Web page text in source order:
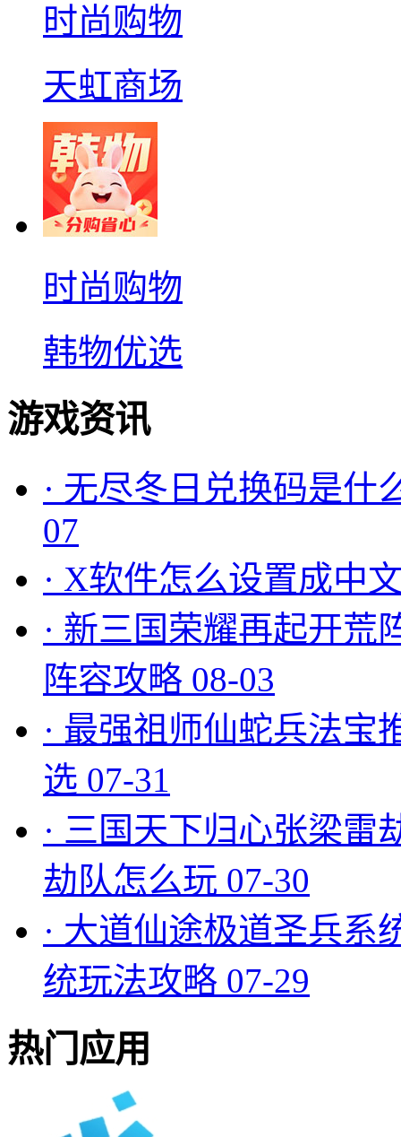
时尚购物
天虹商场
时尚购物
韩物优选
游戏资讯
· 无尽冬日兑换码是什
07
· X软件怎么设置成中
· 新三国荣耀再起开荒
阵容攻略 08-03
· 最强祖师仙蛇兵法宝
选 07-31
· 三国天下归心张梁雷
劫队怎么玩 07-30
· 大道仙途极道圣兵系
统玩法攻略 07-29
热门应用